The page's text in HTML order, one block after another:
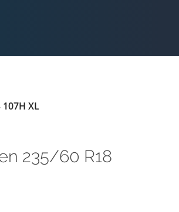
XL
235/60 R18